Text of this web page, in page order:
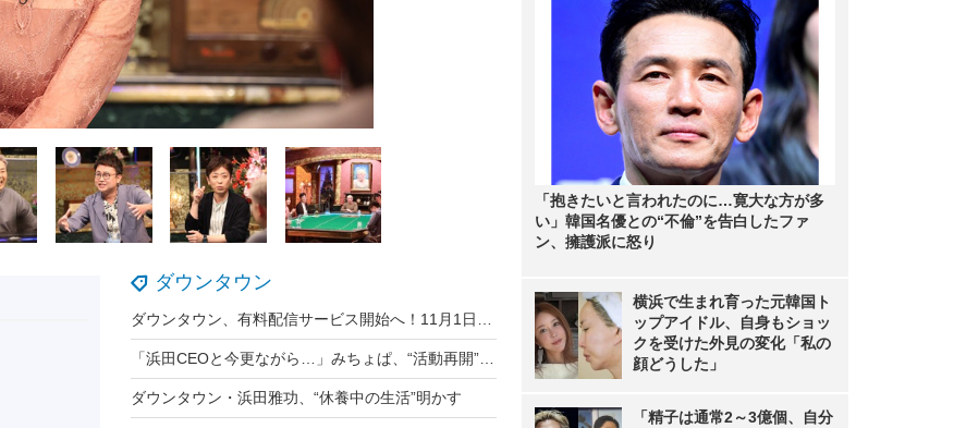
ダウンタウン
ダウンタウン・浜田雅功、“休養中の生活”明かす
「抱きたいと言われたのに…寛大な方が多
い」韓国名優との“不倫”を告白したファ
ン、擁護派に怒り
横浜で生まれ育った元韓国ト
ップアイドル、自身もショッ
クを受けた外見の変化「私の
顔どうした」
「精子は通常2～3億個、自分